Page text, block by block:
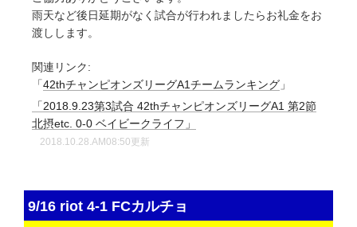
雨天など後日延期がなく試合が行われましたらお礼金をお
渡しします。
関連リンク:
「 42thチャンピオンズリーグA1チームランキング 」
「2018.9.23第3試合 42thチャンピオンズリーグA1 第2節
北摂etc. 0-0 ベイビークライフ」
2018.10.28.AM08:50更新
9/16 riot 4-1 FCカルチョ